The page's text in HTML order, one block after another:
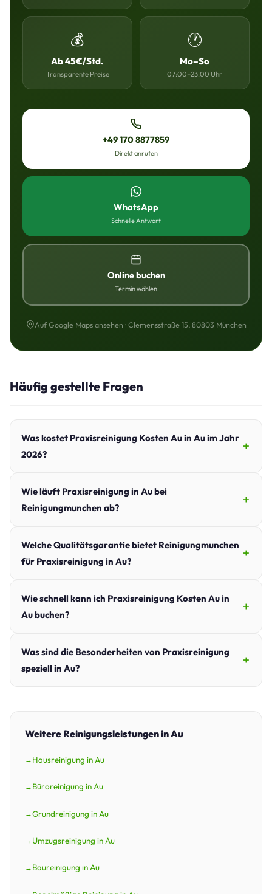
💰
Ab 45€/Std.
Transparente Preise
🕐
Mo–So
07:00–23:00 Uhr
+49 170 8877859
Direkt anrufen
WhatsApp
Schnelle Antwort
Online buchen
Termin wählen
Auf Google Maps ansehen · Clemensstraße 15, 80803 München
Häufig gestellte Fragen
Was kostet Praxisreinigung Kosten Au in Au im Jahr
2026?
Wie läuft Praxisreinigung in Au bei
Reinigungmunchen ab?
Welche Qualitätsgarantie bietet Reinigungmunchen
für Praxisreinigung in Au?
Wie schnell kann ich Praxisreinigung Kosten Au in
Au buchen?
Was sind die Besonderheiten von Praxisreinigung
speziell in Au?
Weitere Reinigungsleistungen in Au
Hausreinigung in Au
Büroreinigung in Au
Grundreinigung in Au
Umzugsreinigung in Au
Baureinigung in Au